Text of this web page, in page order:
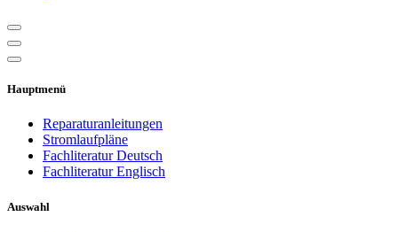
Hauptmenü
Reparaturanleitungen
Stromlaufpläne
Fachliteratur Deutsch
Fachliteratur Englisch
Auswahl